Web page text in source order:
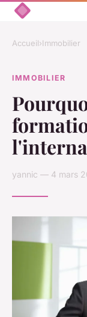
Accueil›Immobilier
IMMOBILIER
yannic — 4 mars